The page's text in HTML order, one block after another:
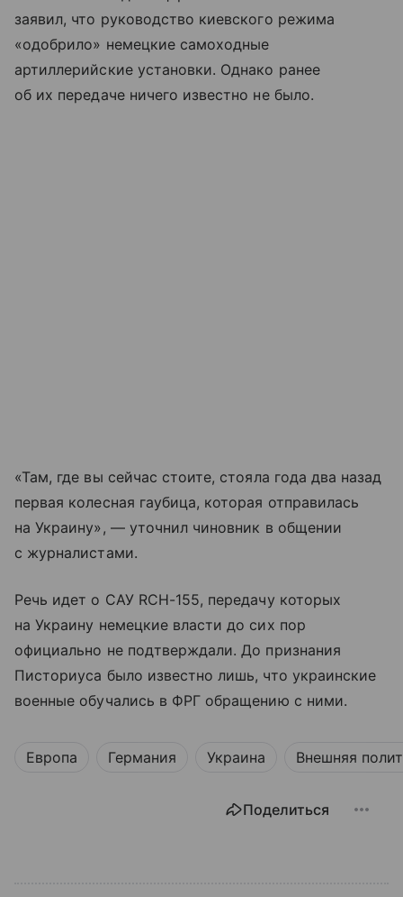
заявил, что руководство киевского режима
«одобрило» немецкие самоходные
артиллерийские установки. Однако ранее
об их передаче ничего известно не было.
«Там, где вы сейчас стоите, стояла года два назад
первая колесная гаубица, которая отправилась
на Украину», — уточнил чиновник в общении
с журналистами.
Речь идет о САУ RCH-155, передачу которых
на Украину немецкие власти до сих пор
официально не подтверждали. До признания
Писториуса было известно лишь, что украинские
военные обучались в ФРГ обращению с ними.
Европа Германия Украина Внешняя
Поделиться